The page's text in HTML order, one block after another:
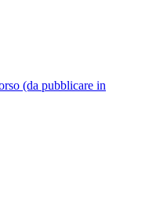
(da pubblicare in